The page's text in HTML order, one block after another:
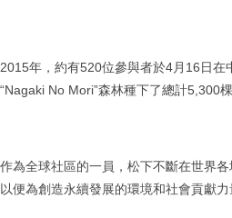
2015年，約有520位參與者於4月16日在
“Nagaki No Mori”森林種下了總計5,300棵
作為全球社區的一員，松下不斷在世界
以便為創造永續發展的環境和社會貢獻力